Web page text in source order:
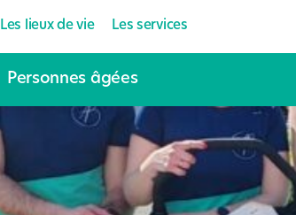
Les lieux de vie Les services
Personnes âgées